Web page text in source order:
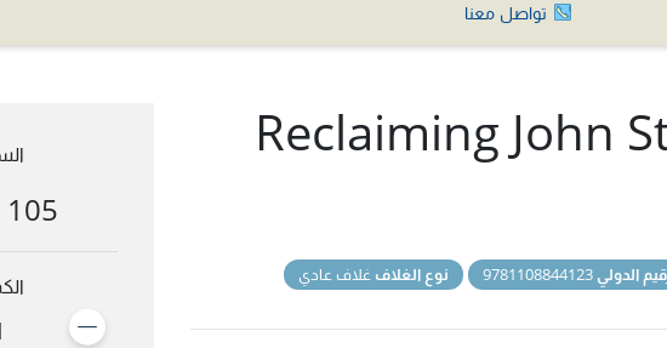
تواصل معنا
Reclaiming John
الدولي نوع الغلاف غلاف عادي
105 USD